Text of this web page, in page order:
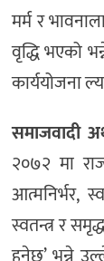
मर्म र
वृद्धि भएको
कार्ययोजना
समाजवादी
२०७२ मा
आत्मनिर्भर,
स्वतन्त्र र